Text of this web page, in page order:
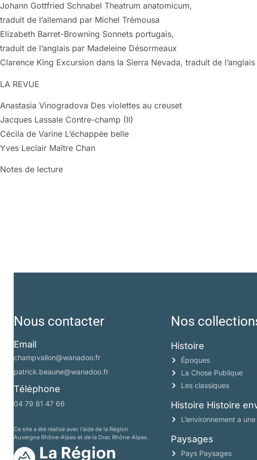
Johann Gottfried Schnabel Theatrum anatomicum,
traduit de l’allemand par Michel Trémousa
Elizabeth Barret-Browning Sonnets portugais,
traduit de l’anglais par Madeleine Désormeaux
Clarence King Excursion dans la Sierra Nevada, traduit de
LA REVUE
Anastasia Vinogradova Des violettes au creuset
Jacques Lassale Contre-champ (II)
Cécila de Varine L’échappée belle
Yves Leclair Maître Chan
Notes de lecture
Nous contacter
Email
champvallon@wanadoo.fr
patrick.beaune@wanadoo.fr
Téléphone
04 79 81 47 66
Ce site a été réalisé avec l’aide de la Région
Auvergne Rhône-Alpes et de la Drac Rhône-Alpes.
Nos
Histoire
Époques
La Chose Publique
Les classiques
Histoire Histoire
L’environnement a
Paysages
Pays Paysages